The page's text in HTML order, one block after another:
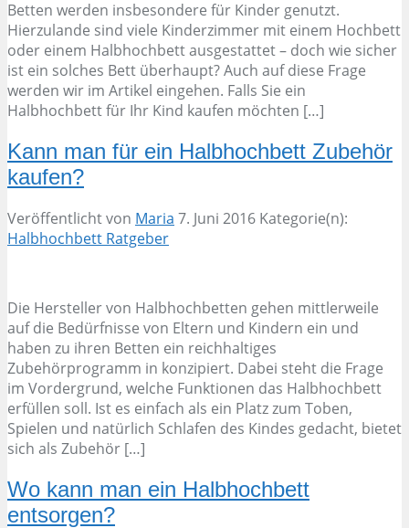
Betten werden insbesondere für Kinder genutzt.
Hierzulande sind viele Kinderzimmer mit einem Hochbett
oder einem Halbhochbett ausgestattet – doch wie sicher
ist ein solches Bett überhaupt? Auch auf diese Frage
werden wir im Artikel eingehen. Falls Sie ein
Halbhochbett für Ihr Kind kaufen möchten […]
Kann man für ein Halbhochbett Zubehör
kaufen?
Veröffentlicht von Maria 7. Juni 2016 Kategorie(n):
Halbhochbett Ratgeber
Die Hersteller von Halbhochbetten gehen mittlerweile
auf die Bedürfnisse von Eltern und Kindern ein und
haben zu ihren Betten ein reichhaltiges
Zubehörprogramm in konzipiert. Dabei steht die Frage
im Vordergrund, welche Funktionen das Halbhochbett
erfüllen soll. Ist es einfach als ein Platz zum Toben,
Spielen und natürlich Schlafen des Kindes gedacht, bietet
sich als Zubehör […]
Wo kann man ein Halbhochbett
entsorgen?